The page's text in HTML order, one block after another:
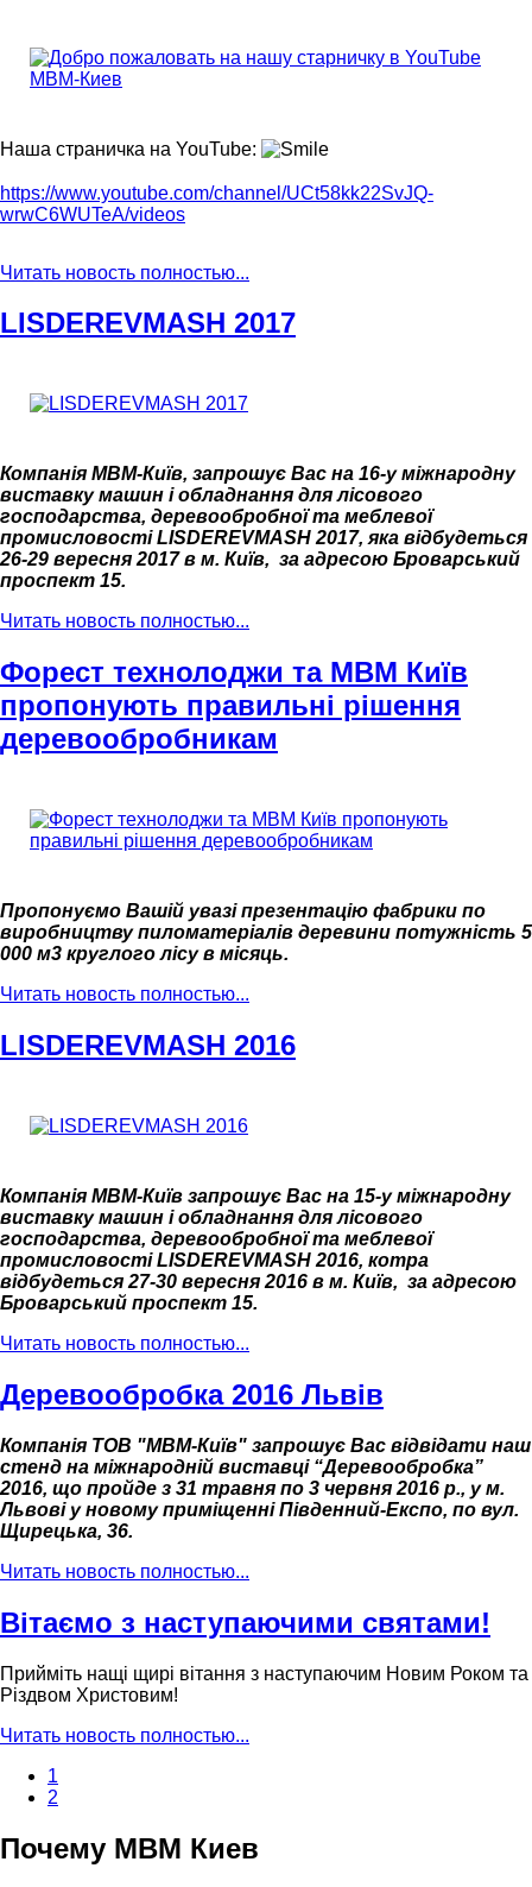
Наша страничка на YouTube:
https://www.youtube.com/channel/UCt58kk22SvJQ-
wrwC6WUTeA/videos
Читать новость полностью...
LISDEREVMASH 2017
Компанія МВМ-Київ, запрошує Вас на 16-у міжнародну
виставку машин і обладнання для лісового
господарства, деревообробної та меблевої
промисловості LISDEREVMASH 2017, яка відбудеться
26-29 вересня 2017 в м. Київ, за адресою Броварський
проспект 15.
Читать новость полностью...
Форест технолоджи та МВМ Київ
пропонують правильні рішення
деревообробникам
Пропонуємо Вашій увазі презентацію фабрики по
виробництву пиломатеріалів деревини потужність 5
000 м3 круглого лісу в місяць.
Читать новость полностью...
LISDEREVMASH 2016
Компанія МВМ-Київ запрошує Вас на 15-у міжнародну
виставку машин і обладнання для лісового
господарства, деревообробної та меблевої
промисловості LISDEREVMASH 2016, котра
відбудеться 27-30 вересня 2016 в м. Київ, за адресою
Броварський проспект 15.
Читать новость полностью...
Деревообробка 2016 Львів
Компанія ТОВ "МВМ-Київ" запрошує Вас відвідати наш
стенд на міжнародній виставці “Деревообробка”
2016, що пройде з 31 травня по 3 червня 2016 р., у м.
Львові у новому приміщенні Південний-Експо, по вул.
Щирецька, 36.
Читать новость полностью...
Вітаємо з наступаючими святами!
Прийміть нащі щирі вітання з наступаючим Новим Роком та
Різдвом Христовим!
Читать новость полностью...
1
2
Почему МВМ Киев